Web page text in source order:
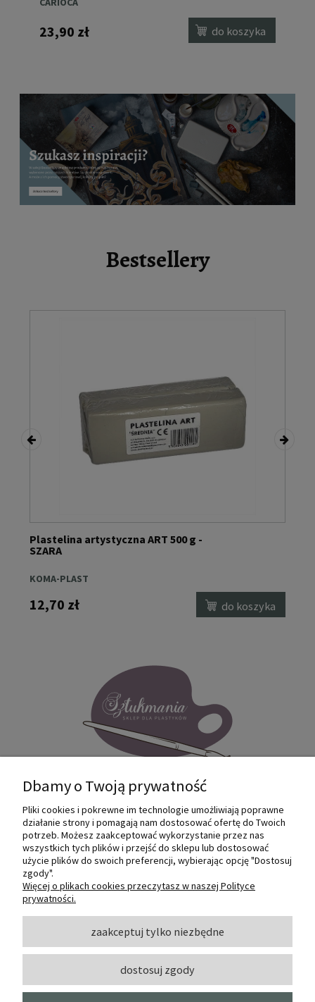
23,90 zł do koszyka
Bestsellery
Plastelina artystyczna ART 500 g -
SZARA
KOMA-PLAST
12,70 zł do koszyka
Internetowy sklep dla plastyków
SZTUKMANIA. Profesjonalne artykuły dla
małych i dużych artystów.
O NAS
INFORMACJE I POMOC
Dbamy o Twoją prywatność
Pliki cookies i pokrewne im technologie umożliwiają poprawne
działanie strony i pomagają nam dostosować ofertę do Twoich
potrzeb. Możesz zaakceptować wykorzystanie przez nas
wszystkich tych plików i przejść do sklepu lub dostosować
użycie plików do swoich preferencji, wybierając opcję "Dostosuj
zgody".
Więcej o plikach cookies przeczytasz w naszej Polityce
prywatności.
zaakceptuj tylko niezbędne
dostosuj zgody